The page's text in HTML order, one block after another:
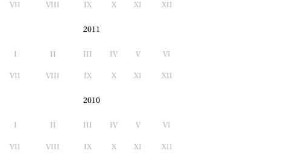
VII VIII IX X XI XII
2011
I II III IV V VI
VII VIII IX X XI XII
2010
I II III IV V VI
VII VIII IX X XI XII